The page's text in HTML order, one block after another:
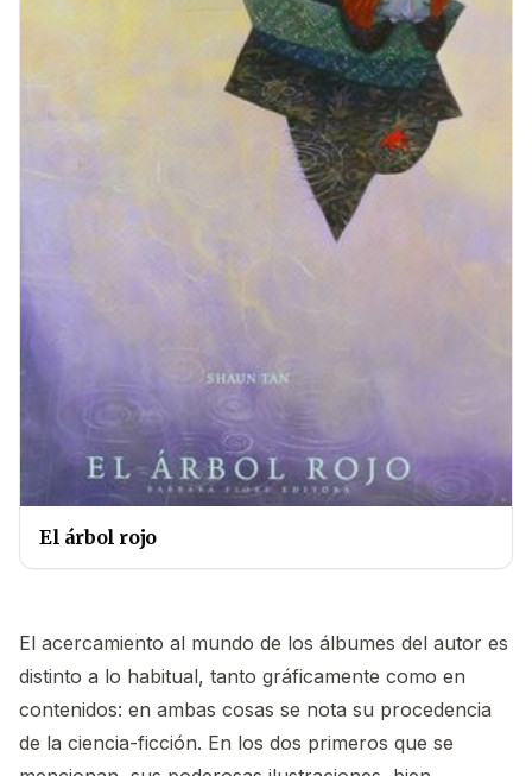
El árbol rojo
El acercamiento al mundo de los álbumes del autor es
distinto a lo habitual, tanto gráficamente como en
contenidos: en ambas cosas se nota su procedencia
de la ciencia-ficción. En los dos primeros que se